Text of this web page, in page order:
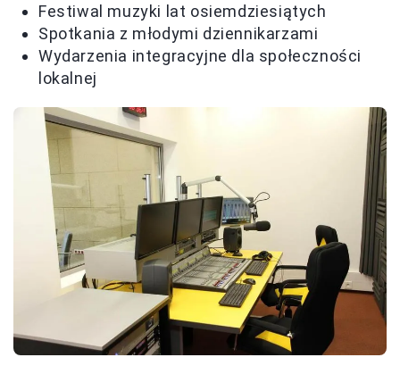
Festiwal muzyki lat osiemdziesiątych
Spotkania z młodymi dziennikarzami
Wydarzenia integracyjne dla społeczności
lokalnej